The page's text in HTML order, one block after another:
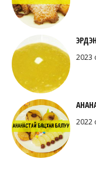
2023
2022